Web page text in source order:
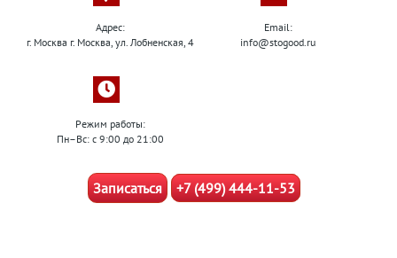
Адрес:
г. Москва г. Москва, ул. Лобненская, 4
Email:
info@stogood.ru
Режим работы:
Пн–Вс: с 9:00 до 21:00
Записаться +7 (499) 444-11-53